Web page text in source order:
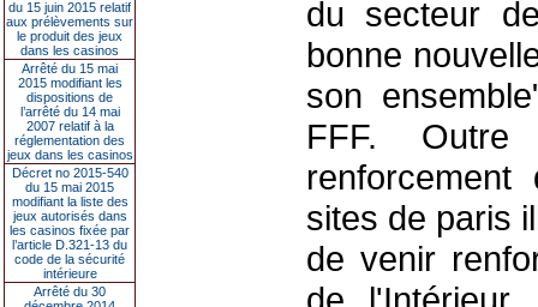
du 15 juin 2015 relatif
aux prélèvements sur
le produit des jeux
dans les casinos
Arrêté du 15 mai
2015 modifiant les
dispositions de
l’arrêté du 14 mai
2007 relatif à la
réglementation des
jeux dans les casinos
Décret no 2015-540
du 15 mai 2015
modifiant la liste des
jeux autorisés dans
les casinos fixée par
l’article D.321-13 du
code de la sécurité
intérieure
Arrêté du 30
du secteur
bonne
son
FFF.
sites de paris
de venir